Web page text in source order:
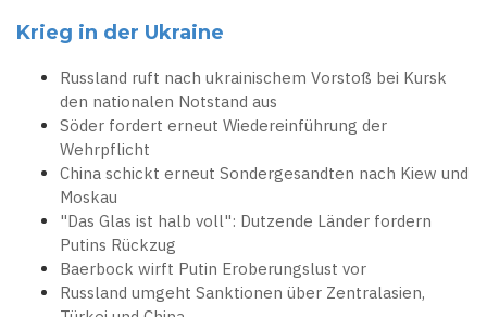
Krieg in der Ukraine
Russland ruft nach ukrainischem Vorstoß bei Kursk
den nationalen Notstand aus
Söder fordert erneut Wiedereinführung der
Wehrpflicht
China schickt erneut Sondergesandten nach Kiew und
Moskau
"Das Glas ist halb voll": Dutzende Länder fordern
Putins Rückzug
Baerbock wirft Putin Eroberungslust vor
Russland umgeht Sanktionen über Zentralasien,